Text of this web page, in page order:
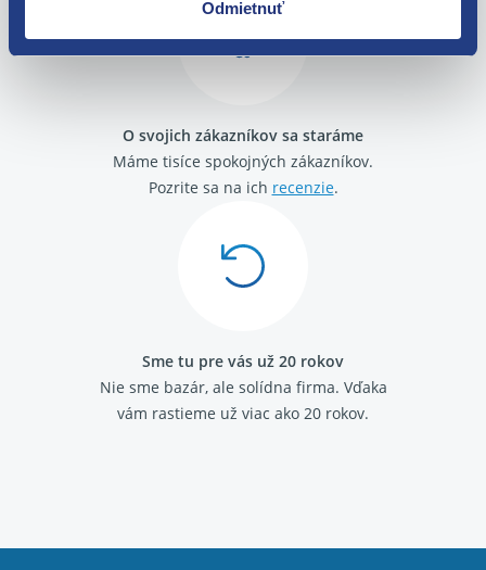
Odmietnuť
O svojich zákazníkov sa staráme
Máme tisíce spokojných zákazníkov.
Pozrite sa na ich recenzie.
Sme tu pre vás už 20 rokov
Nie sme bazár, ale solídna firma. Vďaka
vám rastieme už viac ako 20 rokov.